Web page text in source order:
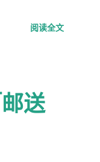
阅读全文
送